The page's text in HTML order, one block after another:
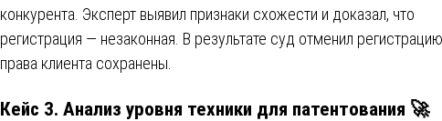
конкурента. Эксперт выявил признаки схожести и доказал, что
регистрация — незаконная. В результате суд отменил
права клиента сохранены.
Кейc 3. Анализ уровня техники для патентования 🚀